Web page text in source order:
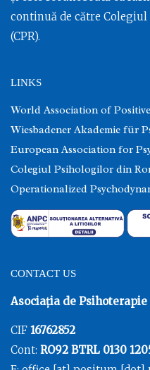
continuă de către
(CPR).
LINKS
World Association of
Wiesbadener Akademie für
European Association for
Colegiul Psihologilor din
Operationalized
CONTACT US
Asociația de Psihoterapie
CIF 16762852
Cont: RO92 BTRL 0130